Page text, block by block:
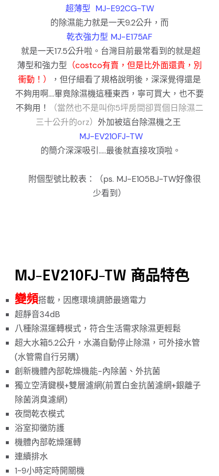
超薄型 MJ-E92CG-TW
的除濕能力就是一天9.2公升，而
乾衣強力型 MJ-E175AF
就是一天17.5公升啦。台灣目前最常看到的就是超
薄型和強力型 （costco有賣，但是比外面還貴，別
衝動！）
，但仔細看了規格說明後，深深覺得還是
不夠用啊....畢竟除濕機這種東西，寧可買大，也不要
不夠用！
（當然也不是叫你5坪房間卻買個日除濕二
三十公升的orz） 外加被這台除濕機之王
MJ-EV210FJ-TW
的簡介深深吸引.....最後就直接攻頂啦。
附個型號比較表：（ps. MJ-E105BJ-TW好像很
少看到）
MJ-EV210FJ-TW 商品特色
變頻搭載，因應環境調節最適電力
超靜音34dB
八種除濕運轉模式，符合生活需求除濕更輕鬆
超大水箱5.2公升，水滿自動停止除濕，可外接水管
(水管需自行另購)
創新機體內部乾燥機能-內除菌、外抗菌
獨立空清鍵模+雙層濾網(前置白金抗菌濾網+銀離子
除菌消臭濾網)
夜間乾衣模式
浴室抑黴防護
機體內部乾燥運轉
連續排水
1~9小時定時開關機